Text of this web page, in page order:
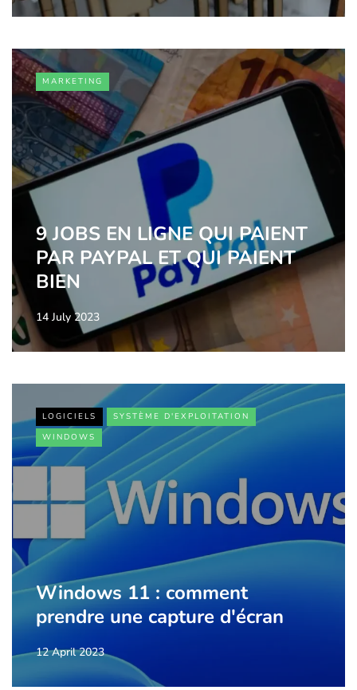
MARKETING
9 JOBS EN LIGNE QUI PAIENT
PAR PAYPAL ET QUI PAIENT
BIEN
14 July 2023
LOGICIELS
SYSTÈME D'EXPLOITATION
WINDOWS
Windows 11 : comment
prendre une capture d'écran
12 April 2023